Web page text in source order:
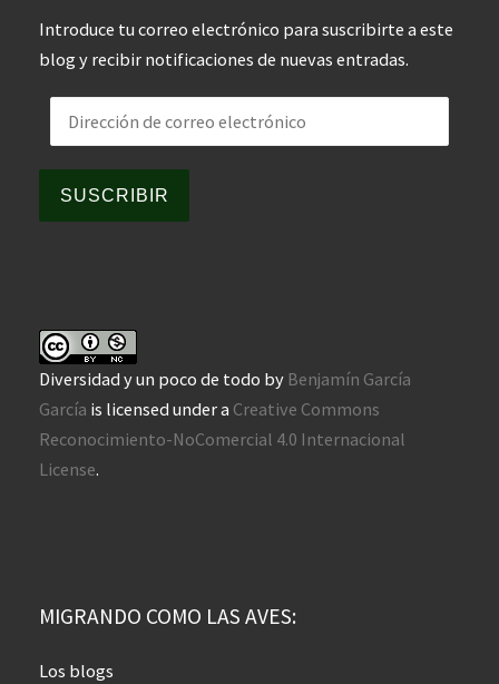
Introduce tu correo electrónico para suscribirte a este
blog y recibir notificaciones de nuevas entradas.
Dirección de correo electrónico
SUSCRIBIR
Diversidad y un poco de todo by Benjamín García
García is licensed under a Creative Commons
Reconocimiento-NoComercial 4.0 Internacional
License.
MIGRANDO COMO LAS AVES:
Los blogs